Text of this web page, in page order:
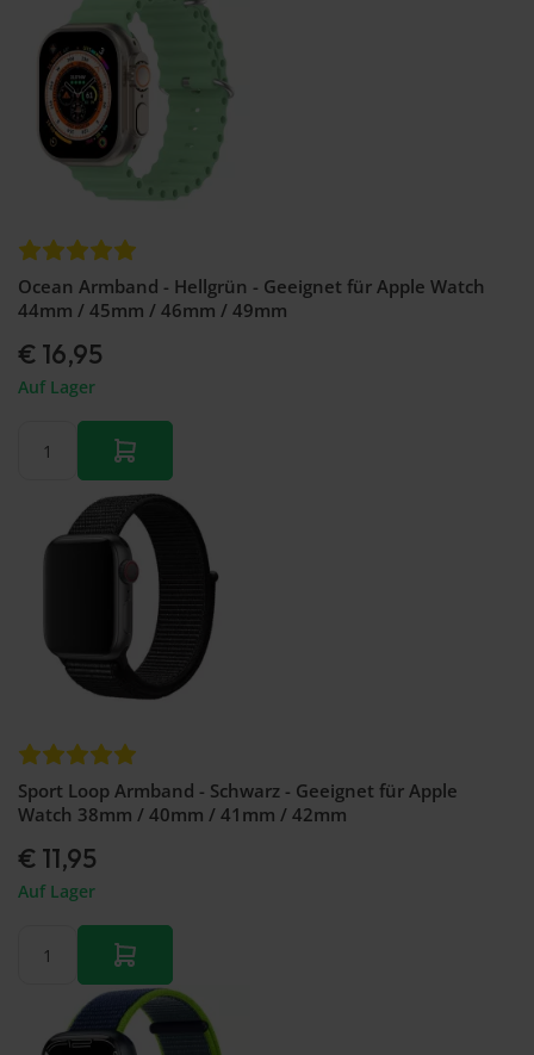
Ocean Armband - Hellgrün - Geeignet für Apple Watch
44mm / 45mm / 46mm / 49mm
€ 16,95
Auf Lager
Sport Loop Armband - Schwarz - Geeignet für Apple
Watch 38mm / 40mm / 41mm / 42mm
€ 11,95
Auf Lager